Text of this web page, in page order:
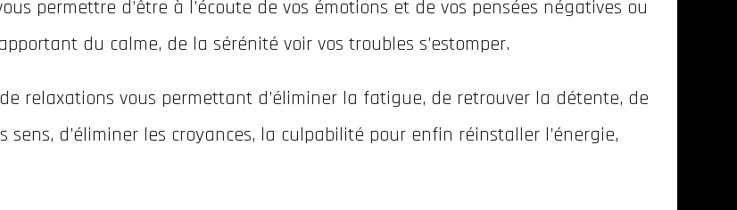
permettre d’être à l’écoute de vos émotions et de vos pensées négatives ou
du calme, de la sérénité voir vos troubles s’estomper.
relaxations vous permettant d’éliminer la fatigue, de retrouver la détente, de
d’éliminer les croyances, la culpabilité pour enfin réinstaller l’énergie,